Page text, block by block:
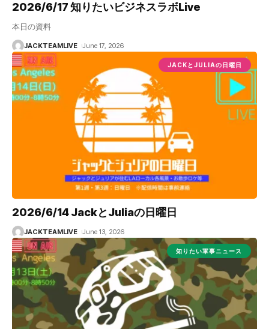
2026/6/17 知りたいビジネスラボLive
本日の資料
JACKTEAMLIVE June 17, 2026
JACKとJULIAの日曜日
2026/6/14 JackとJuliaの日曜日
JACKTEAMLIVE June 13, 2026
知りたい軍事ニュース